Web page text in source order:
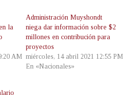
la
AM
Administración Muyshondt
niega dar información sobre $2
millones en contribución para
proyectos
miércoles, 14 abril 2021 12:55 PM
En «Nacionales»